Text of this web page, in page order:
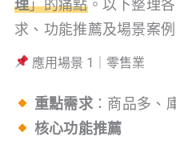
理」的痛點。以下整理
求、功能推薦及場景案
應用場景 1｜零售業
重點需求 ：商品多、
核心功能推薦